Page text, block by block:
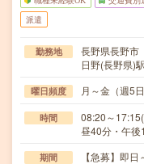
派遣
勤務地
長野県長野市
日野(長野県)
曜日頻度 月～金（週5
時間
08:20～
昼40分・午
期間 【急募】即日